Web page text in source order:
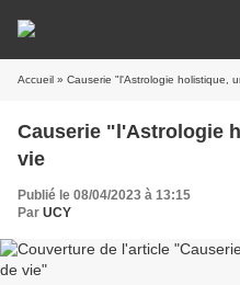
Accueil » Causerie "l'Astrologie holistique,
Causerie "l'Astrologie
vie
Publié le 08/04/2023 à 13:15
Par UCY